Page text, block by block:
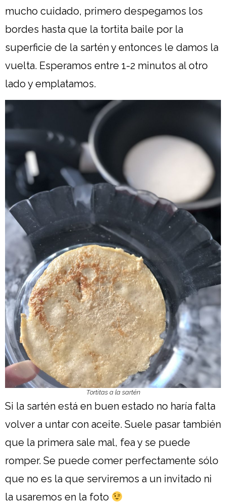
mucho cuidado, primero despegamos los
bordes hasta que la tortita baile por la
superficie de la sartén y entonces le damos la
vuelta. Esperamos entre 1-2 minutos al otro
lado y emplatamos.
Tortitas a la sartén
Si la sartén está en buen estado no haría falta
volver a untar con aceite. Suele pasar también
que la primera sale mal, fea y se puede
romper. Se puede comer perfectamente sólo
que no es la que serviremos a un invitado ni
la usaremos en la foto